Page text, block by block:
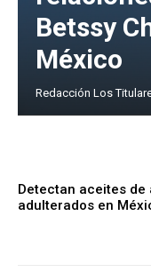
Betssy
México
Redacción Los
Detectan aceites de
adulterados en